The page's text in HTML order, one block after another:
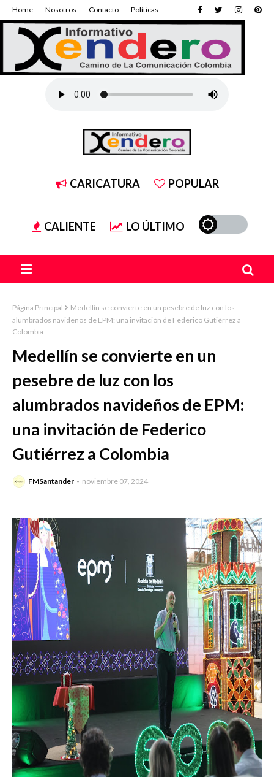
Home Nosotros Contacto Políticas
CARICATURA POPULAR
CALIENTE LO ÚLTIMO
Página Principal
Medellín se convierte en un pesebre de luz con los
alumbrados navideños de EPM: una invitación de Federico Gutiérrez a
Colombia
Medellín se convierte en un
pesebre de luz con los
alumbrados navideños de EPM:
una invitación de Federico
Gutiérrez a Colombia
FMSantander noviembre 07, 2024